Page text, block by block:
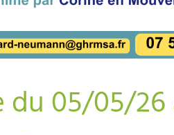
du 05/05/